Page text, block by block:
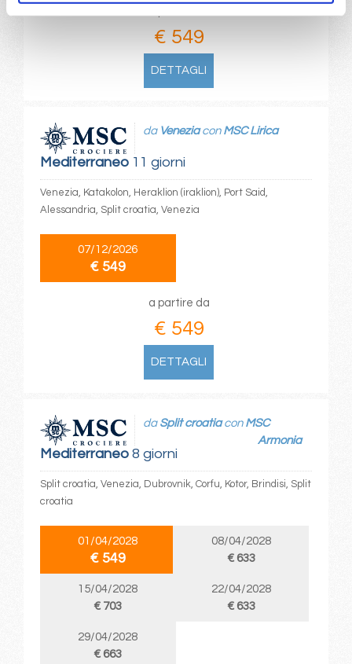
€ 549
DETTAGLI
Mediterraneo11 giorni
da Veneziacon MSC Lirica
Venezia, Katakolon, Heraklion (iraklion), Port Said,
Alessandria, Split croatia, Venezia
07/12/2026
€ 549
a partire da
€ 549
DETTAGLI
Mediterraneo8 giorni
da Split croatiacon MSC
Armonia
Split croatia, Venezia, Dubrovnik, Corfu, Kotor, Brindisi, Split
croatia
01/04/2028
€ 549
08/04/2028
€ 633
15/04/2028
€ 703
22/04/2028
€ 633
29/04/2028
€ 663